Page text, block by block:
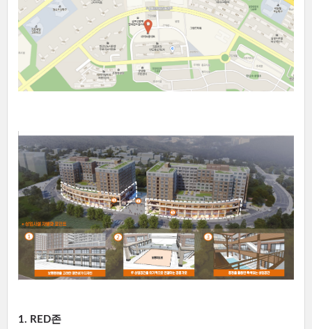
1. RED존